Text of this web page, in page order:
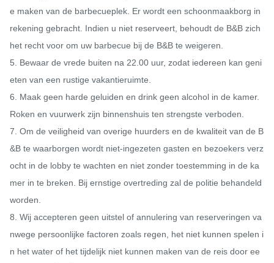
e maken van de barbecueplek. Er wordt een schoonmaakborg in
rekening gebracht. Indien u niet reserveert, behoudt de B&B zich
het recht voor om uw barbecue bij de B&B te weigeren.
5. Bewaar de vrede buiten na 22.00 uur, zodat iedereen kan geni
eten van een rustige vakantieruimte.
6. Maak geen harde geluiden en drink geen alcohol in de kamer.
Roken en vuurwerk zijn binnenshuis ten strengste verboden.
7. Om de veiligheid van overige huurders en de kwaliteit van de B
&B te waarborgen wordt niet-ingezeten gasten en bezoekers verz
ocht in de lobby te wachten en niet zonder toestemming in de ka
mer in te breken. Bij ernstige overtreding zal de politie behandeld
worden.
8. Wij accepteren geen uitstel of annulering van reserveringen va
nwege persoonlijke factoren zoals regen, het niet kunnen spelen i
n het water of het tijdelijk niet kunnen maken van de reis door ee